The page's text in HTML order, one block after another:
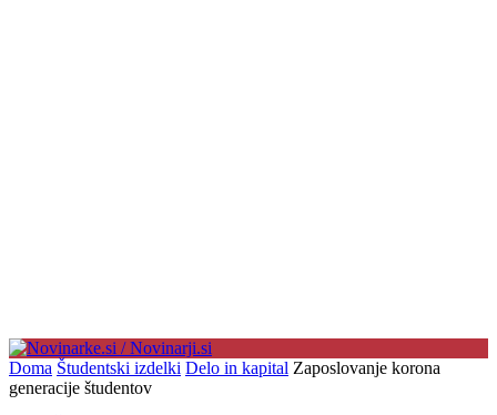
Doma Študentski izdelki Delo in kapital Zaposlovanje korona
generacije študentov